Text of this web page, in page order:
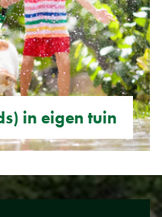
in eigen tuin